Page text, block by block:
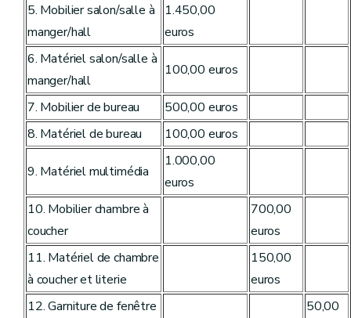
5. Mobilier salon/salle à
manger/hall
1.450,00
euros
6. Matériel salon/salle à
manger/hall
100,00 euros
7. Mobilier de bureau
500,00 euros
8. Matériel de bureau
100,00 euros
9. Matériel multimédia
1.000,00
euros
10. Mobilier chambre à
coucher
700,00
euros
11. Matériel de chambre
à coucher et literie
150,00
euros
12. Garniture de fenêtre
50,00